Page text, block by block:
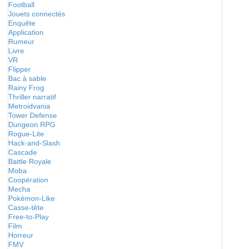
Football
Jouets connectés
Enquête
Application
Rumeur
Livre
VR
Flipper
Bac à sable
Rainy Frog
Thriller narratif
Metroidvania
Tower Defense
Dungeon RPG
Rogue-Lite
Hack-and-Slash
Cascade
Battle Royale
Moba
Coopération
Mecha
Pokémon-Like
Casse-tête
Free-to-Play
Film
Horreur
FMV